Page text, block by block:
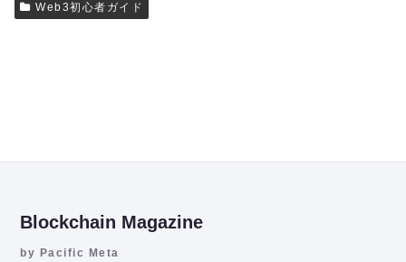
Web3初心者ガイド
Blockchain Magazine
by Pacific Meta